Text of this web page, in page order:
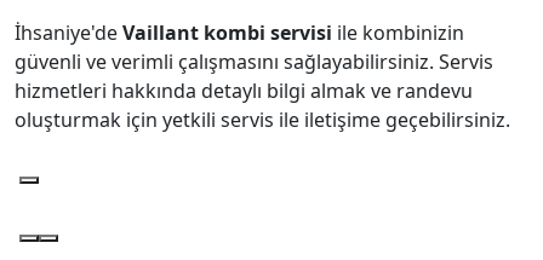
İhsaniye'deVaillant kombi servisi ile kombinizin
güvenli ve verimli çalışmasını sağlayabilirsiniz. Servis
hizmetleri hakkında detaylı bilgi almak ve randevu
oluşturmak için yetkili servis ile iletişime geçebilirsiniz.